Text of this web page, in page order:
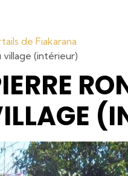
de Fiakarana
(intérieur)